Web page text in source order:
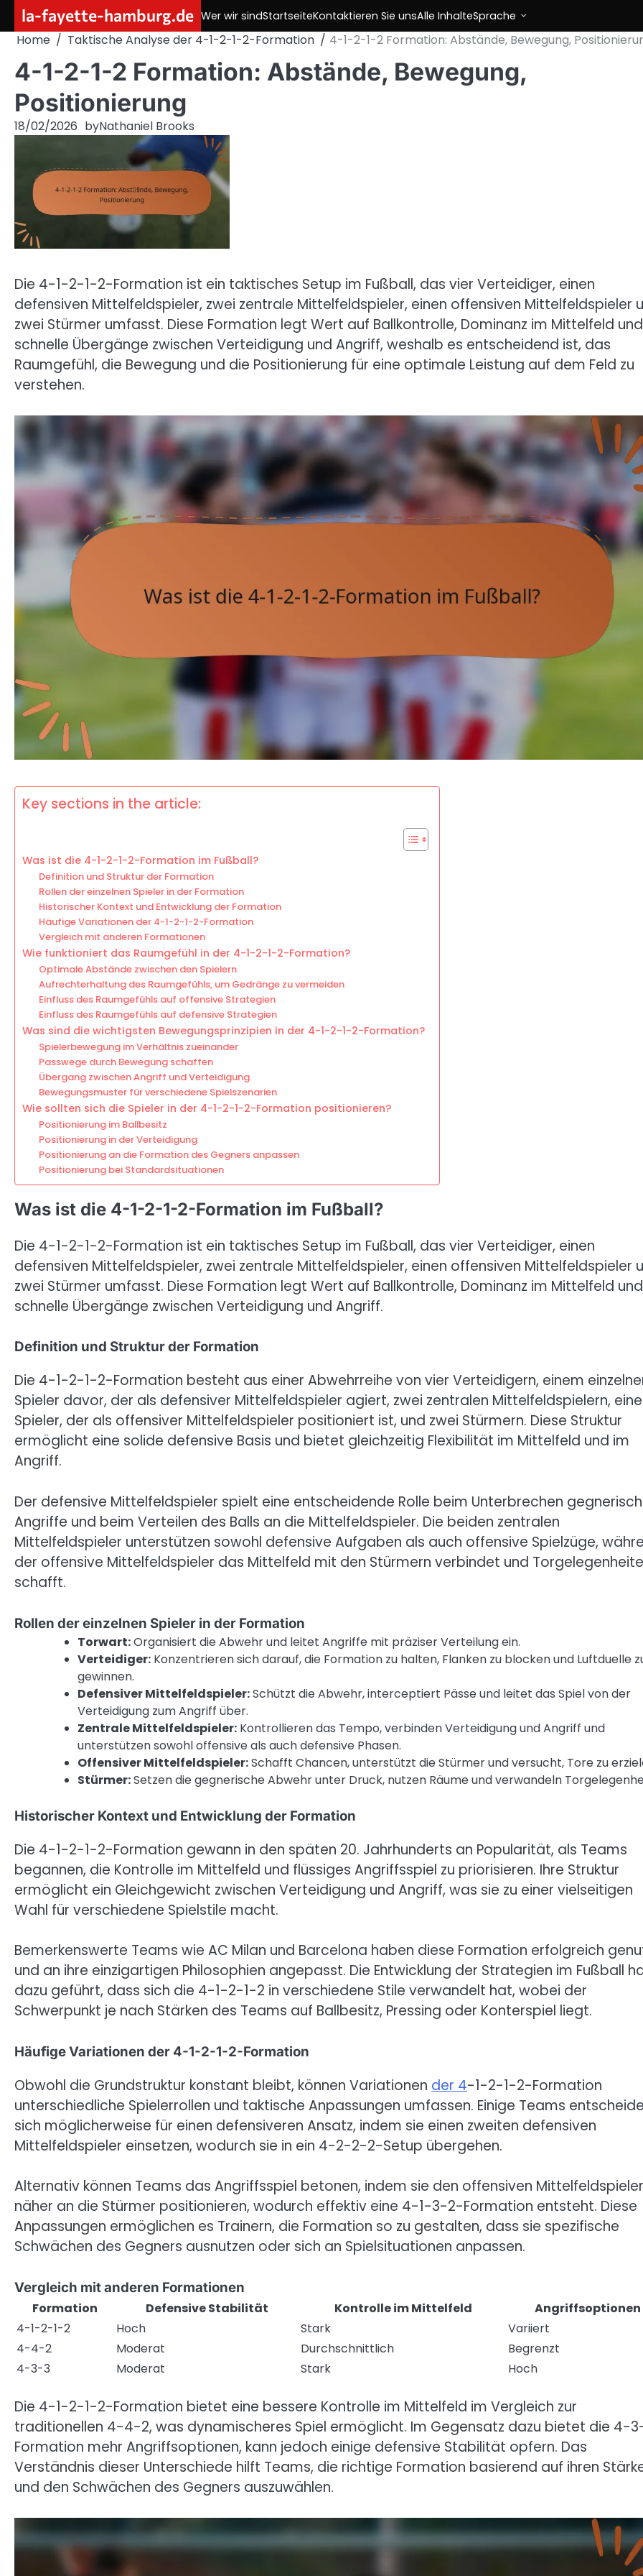
content
la-fayette-hamburg.de Wer wir sindStartseiteKontaktieren Sie unsAlle InhalteSprache
Home Taktische Analyse der 4-1-2-1-2-Formation 4-1-2-1-2 Formation: Abstände, Bewegung,
4-1-2-1-2 Formation: Abstände, Bewegung,
Positionierung
18/02/2026 byNathaniel Brooks
Die 4-1-2-1-2-Formation ist ein taktisches Setup im Fußball, das vier Verteidiger, einen
defensiven Mittelfeldspieler, zwei zentrale Mittelfeldspieler, einen offensiven Mittelfeldspieler
zwei Stürmer umfasst. Diese Formation legt Wert auf Ballkontrolle, Dominanz im Mittelfeld und
schnelle Übergänge zwischen Verteidigung und Angriff, weshalb es entscheidend ist, das
Raumgefühl, die Bewegung und die Positionierung für eine optimale Leistung auf dem Feld zu
verstehen.
Key sections in the article:
Was ist die 4-1-2-1-2-Formation im Fußball?
Definition und Struktur der Formation
Rollen der einzelnen Spieler in der Formation
Historischer Kontext und Entwicklung der Formation
Häufige Variationen der 4-1-2-1-2-Formation
Vergleich mit anderen Formationen
Wie funktioniert das Raumgefühl in der 4-1-2-1-2-Formation?
Optimale Abstände zwischen den Spielern
Aufrechterhaltung des Raumgefühls, um Gedränge zu vermeiden
Einfluss des Raumgefühls auf offensive Strategien
Einfluss des Raumgefühls auf defensive Strategien
Was sind die wichtigsten Bewegungsprinzipien in der 4-1-2-1-2-Formation?
Spielerbewegung im Verhältnis zueinander
Passwege durch Bewegung schaffen
Übergang zwischen Angriff und Verteidigung
Bewegungsmuster für verschiedene Spielszenarien
Wie sollten sich die Spieler in der 4-1-2-1-2-Formation positionieren?
Positionierung im Ballbesitz
Positionierung in der Verteidigung
Positionierung an die Formation des Gegners anpassen
Positionierung bei Standardsituationen
Was ist die 4-1-2-1-2-Formation im Fußball?
Die 4-1-2-1-2-Formation ist ein taktisches Setup im Fußball, das vier Verteidiger, einen
defensiven Mittelfeldspieler, zwei zentrale Mittelfeldspieler, einen offensiven Mittelfeldspieler
zwei Stürmer umfasst. Diese Formation legt Wert auf Ballkontrolle, Dominanz im Mittelfeld und
schnelle Übergänge zwischen Verteidigung und Angriff.
Definition und Struktur der Formation
Die 4-1-2-1-2-Formation besteht aus einer Abwehrreihe von vier Verteidigern, einem
Spieler davor, der als defensiver Mittelfeldspieler agiert, zwei zentralen Mittelfeldspielern,
Spieler, der als offensiver Mittelfeldspieler positioniert ist, und zwei Stürmern. Diese Struktur
ermöglicht eine solide defensive Basis und bietet gleichzeitig Flexibilität im Mittelfeld und im
Angriff.
Der defensive Mittelfeldspieler spielt eine entscheidende Rolle beim Unterbrechen
Angriffe und beim Verteilen des Balls an die Mittelfeldspieler. Die beiden zentralen
Mittelfeldspieler unterstützen sowohl defensive Aufgaben als auch offensive Spielzüge,
der offensive Mittelfeldspieler das Mittelfeld mit den Stürmern verbindet und
schafft.
Rollen der einzelnen Spieler in der Formation
Torwart:Organisiert die Abwehr und leitet Angriffe mit präziser Verteilung ein.
Verteidiger: Konzentrieren sich darauf, die Formation zu halten, Flanken zu blocken und Luftduelle
gewinnen.
Defensiver Mittelfeldspieler:Schützt die Abwehr, interceptiert Pässe und leitet das Spiel von der
Verteidigung zum Angriff über.
Zentrale Mittelfeldspieler: Kontrollieren das Tempo, verbinden Verteidigung und Angriff und
unterstützen sowohl offensive als auch defensive Phasen.
Offensiver Mittelfeldspieler:Schafft Chancen, unterstützt die Stürmer und versucht, Tore zu
Stürmer:Setzen die gegnerische Abwehr unter Druck, nutzen Räume und verwandeln
Historischer Kontext und Entwicklung der Formation
Die 4-1-2-1-2-Formation gewann in den späten 20. Jahrhunderts an Popularität, als Teams
begannen, die Kontrolle im Mittelfeld und flüssiges Angriffsspiel zu priorisieren. Ihre Struktur
ermöglicht ein Gleichgewicht zwischen Verteidigung und Angriff, was sie zu einer vielseitigen
Wahl für verschiedene Spielstile macht.
Bemerkenswerte Teams wie AC Milan und Barcelona haben diese Formation erfolgreich
und an ihre einzigartigen Philosophien angepasst. Die Entwicklung der Strategien im Fußball
dazu geführt, dass sich die 4-1-2-1-2 in verschiedene Stile verwandelt hat, wobei der
Schwerpunkt je nach Stärken des Teams auf Ballbesitz, Pressing oder Konterspiel liegt.
Häufige Variationen der 4-1-2-1-2-Formation
Obwohl die Grundstruktur konstant bleibt, können Variationen der 4-1-2-1-2-Formation
unterschiedliche Spielerrollen und taktische Anpassungen umfassen. Einige Teams
sich möglicherweise für einen defensiveren Ansatz, indem sie einen zweiten defensiven
Mittelfeldspieler einsetzen, wodurch sie in ein 4-2-2-2-Setup übergehen.
Alternativ können Teams das Angriffsspiel betonen, indem sie den offensiven Mittelfeldspieler
näher an die Stürmer positionieren, wodurch effektiv eine 4-1-3-2-Formation entsteht. Diese
Anpassungen ermöglichen es Trainern, die Formation so zu gestalten, dass sie spezifische
Schwächen des Gegners ausnutzen oder sich an Spielsituationen anpassen.
Vergleich mit anderen Formationen
Formation
Defensive Stabilität Kontrolle im Mittelfeld
Angriffsoptionen
4-1-2-1-2
Hoch Stark
Variiert
4-4-2
Moderat Durchschnittlich
Begrenzt
4-3-3
Moderat Stark Hoch
Die 4-1-2-1-2-Formation bietet eine bessere Kontrolle im Mittelfeld im Vergleich zur
traditionellen 4-4-2, was dynamischeres Spiel ermöglicht. Im Gegensatz dazu bietet die 4-
Formation mehr Angriffsoptionen, kann jedoch einige defensive Stabilität opfern. Das
Verständnis dieser Unterschiede hilft Teams, die richtige Formation basierend auf ihren
und den Schwächen des Gegners auszuwählen.